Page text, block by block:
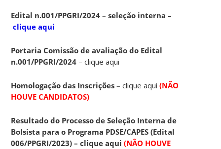
Edital n.001/PPGRI/2024 – seleção interna –
clique aqui
Portaria Comissão de avaliação do Edital
n.001/PPGRI/2024 – clique aqui
Homologação das Inscrições –clique aqui(NÃO
HOUVE CANDIDATOS)
Resultado do Processo de Seleção Interna de
Bolsista para o Programa PDSE/CAPES (Edital
006/PPGRI/2023) – clique aqui(NÃO HOUVE